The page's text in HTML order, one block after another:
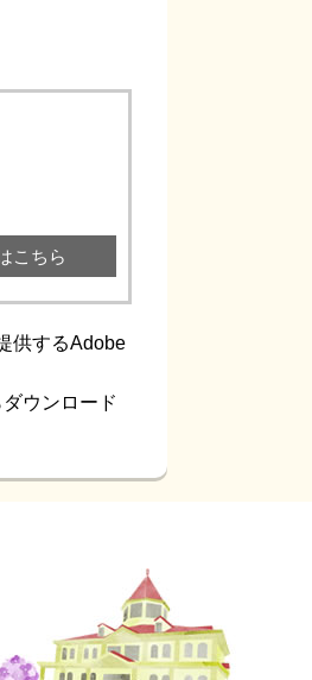
こちら
供するAdobe
ウンロード